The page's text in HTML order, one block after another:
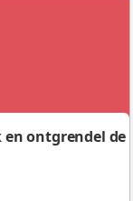
en ontgrendel de